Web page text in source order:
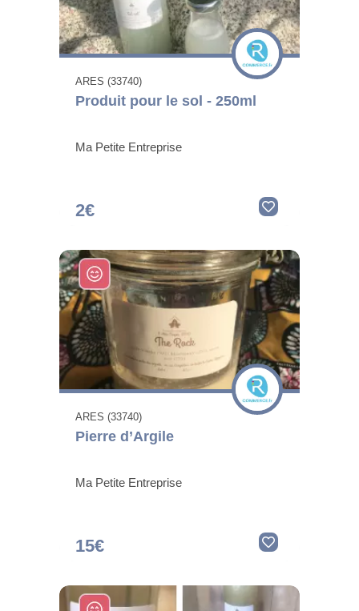
ARES (33740)
Produit pour le sol - 250ml
Ma Petite Entreprise
2€
ARES (33740)
Pierre d’Argile
Ma Petite Entreprise
15€